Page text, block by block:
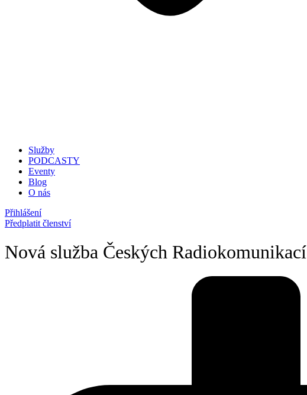
Služby
PODCASTY
Eventy
Blog
O nás
Přihlášení
Předplatit členství
Nová služba Českých Radiokomunikací